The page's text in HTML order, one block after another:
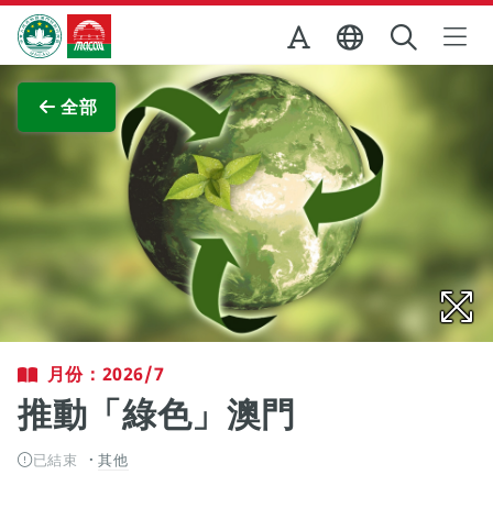
跳至主内容
澳門特別行政區政府旅遊局
全部
查看原圖
月份：2026/7
推動「綠色」澳門
已結束 其他